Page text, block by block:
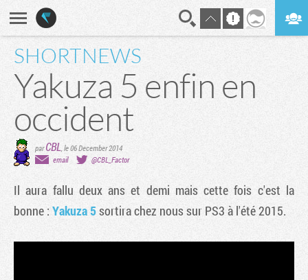
SHORTNEWS
Yakuza 5 enfin en
occident
parCBL le 06 December 2014
email
@CBL_Factor
Il aura fallu deux ans et demi mais cette fois c'est la
bonne : Yakuza 5sortira chez nous sur PS3 à l'été 2015.